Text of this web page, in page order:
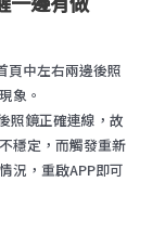
頁中左右兩邊後照
象。
照鏡正確連線，故
穩定，而觸發重新
況，重啟APP即可